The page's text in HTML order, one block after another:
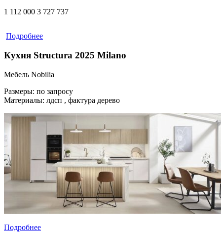
1 112 000 3 727 737
Подробнее
Кухня Structura 2025 Milano
Мебель Nobilia
Размеры: по запросу
Материалы: лдсп , фактура дерево
Подробнее